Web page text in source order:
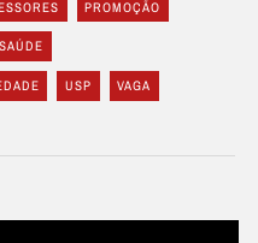
PROMOÇÃO
SAÚDE
USP VAGA